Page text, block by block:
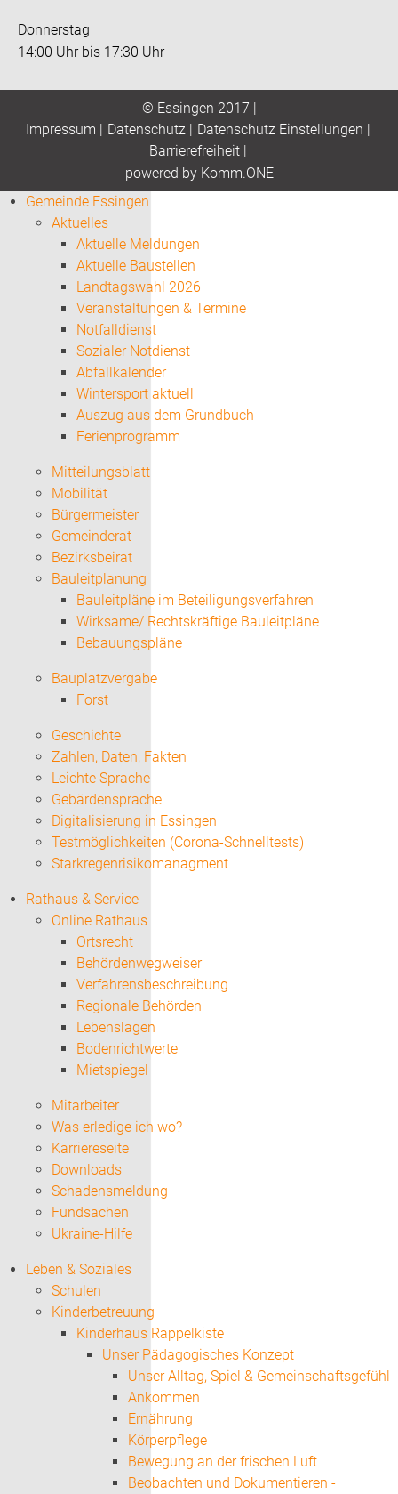
Donnerstag
14:00 Uhr bis 17:30 Uhr
© Essingen 2017 |
Impressum | Datenschutz| Datenschutz Einstellungen |
Barrierefreiheit|
powered by Komm.ONE
Gemeinde Essingen
Aktuelles
Aktuelle Meldungen
Aktuelle Baustellen
Landtagswahl 2026
Veranstaltungen & Termine
Notfalldienst
Sozialer Notdienst
Abfallkalender
Wintersport aktuell
Auszug aus dem Grundbuch
Ferienprogramm
Mitteilungsblatt
Mobilität
Bürgermeister
Gemeinderat
Bezirksbeirat
Bauleitplanung
Bauleitpläne im Beteiligungsverfahren
Wirksame/ Rechtskräftige Bauleitpläne
Bebauungspläne
Bauplatzvergabe
Forst
Geschichte
Zahlen, Daten, Fakten
Leichte Sprache
Gebärdensprache
Digitalisierung in Essingen
Testmöglichkeiten (Corona-Schnelltests)
Starkregenrisikomanagment
Rathaus & Service
Online Rathaus
Ortsrecht
Behördenwegweiser
Verfahrensbeschreibung
Regionale Behörden
Lebenslagen
Bodenrichtwerte
Mietspiegel
Mitarbeiter
Was erledige ich wo?
Karriereseite
Downloads
Schadensmeldung
Fundsachen
Ukraine-Hilfe
Leben & Soziales
Schulen
Kinderbetreuung
Kinderhaus Rappelkiste
Unser Pädagogisches Konzept
Unser Alltag, Spiel & Gemeinschaftsgefühl
Ankommen
Ernährung
Körperpflege
Bewegung an der frischen Luft
Beobachten und Dokumentieren -